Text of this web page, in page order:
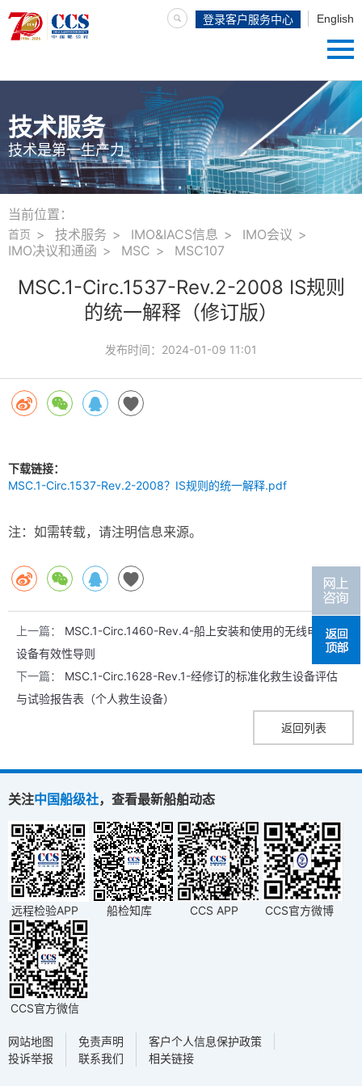
English
登录客户服务中心
技术服务
技术是第一生产力
当前位置：
首页 技术服务 IMO&IACS信息
IMO会议
IMO决议和通函
MSC MSC107
MSC.1-Circ.1537-Rev.2-2008 IS规则
的统一解释（修订版）
发布时间： 2024-01-09 11:01
下载链接：
MSC.1-Circ.1537-Rev.2-2008？IS规则的统一解释.pdf
注：如需转载，请注明信息来源。
上一篇：
MSC.1-Circ.1460-Rev.4-船上安装和使用的无线电通信
设备有效性导则
下一篇：
MSC.1-Circ.1628-Rev.1-经修订的标准化救生设备评估
与试验报告表（个人救生设备）
返回列表
关注中国船级社，查看最新船舶动态
远程检验APP 船检知库 CCS APP CCS官方微博
CCS官方微信
网站地图 免责声明
客户个人信息保护政策
投诉举报
联系我们 相关链接